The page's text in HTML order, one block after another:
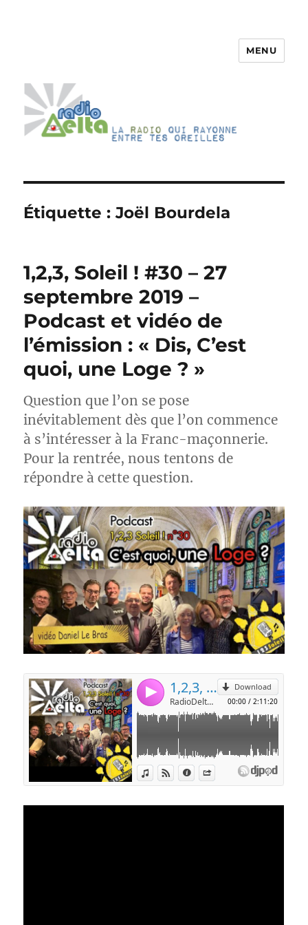
MENU
Étiquette :Joël Bourdela
1,2,3, Soleil ! #30 – 27
septembre 2019 –
Podcast et vidéo de
l’émission : « Dis, C’est
quoi, une Loge ? »
Question que l’on se pose
inévitablement dès que l’on commence
à s’intéresser à la Franc-maçonnerie.
Pour la rentrée, nous tentons de
répondre à cette question.